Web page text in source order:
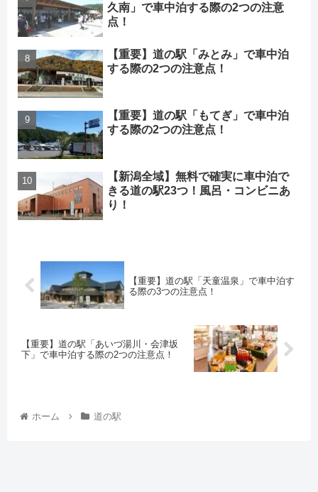
久南」で車中泊する際の2つの注意
点！
【重要】道の駅「みとみ」で車中泊
する際の2つの注意点！
【重要】道の駅「もてぎ」で車中泊
する際の2つの注意点！
【新潟全域】無料で確実に車中泊で
きる道の駅23つ！風呂・コンビニあ
り！
【重要】道の駅「天童温泉」で車中泊す
る際の3つの注意点！
【重要】道の駅「あいづ湯川・会津坂
下」で車中泊する際の2つの注意点！
ホーム 道の駅